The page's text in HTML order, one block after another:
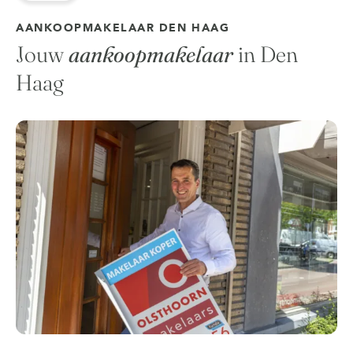
AANKOOPMAKELAAR DEN HAAG
Jouwaankoopmakelaarin Den
Haag